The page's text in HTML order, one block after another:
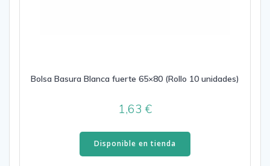
Bolsa Basura Blanca fuerte 65×80 (Rollo 10 unidades)
1,63€
Disponible en tienda